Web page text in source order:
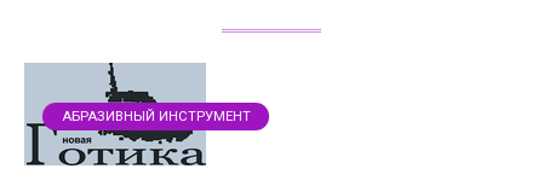
АБРАЗИВНЫЙ ИНСТРУМЕНТ